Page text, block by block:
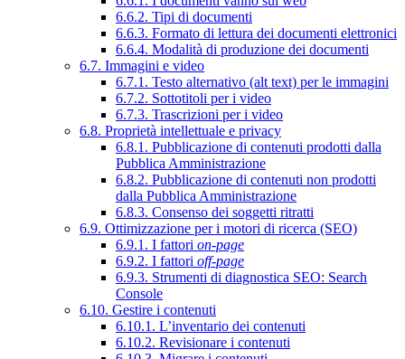
6.6.2. Tipi di documenti
6.6.3. Formato di lettura dei documenti elettronici
6.6.4. Modalità di produzione dei documenti
6.7. Immagini e video
6.7.1. Testo alternativo (alt text) per le immagini
6.7.2. Sottotitoli per i video
6.7.3. Trascrizioni per i video
6.8. Proprietà intellettuale e privacy
6.8.1. Pubblicazione di contenuti prodotti dalla
Pubblica Amministrazione
6.8.2. Pubblicazione di contenuti non prodotti
dalla Pubblica Amministrazione
6.8.3. Consenso dei soggetti ritratti
6.9. Ottimizzazione per i motori di ricerca (SEO)
6.9.1. I fattori on-page
6.9.2. I fattori off-page
6.9.3. Strumenti di diagnostica SEO: Search
Console
6.10. Gestire i contenuti
6.10.1. L’inventario dei contenuti
6.10.2. Revisionare i contenuti